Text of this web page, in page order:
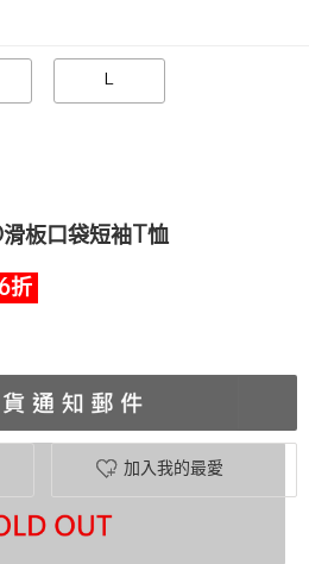
L
板口袋短袖T恤
6折
加入我的最愛